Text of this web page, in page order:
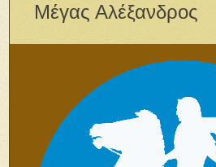
Μέγας Αλέξανδρος